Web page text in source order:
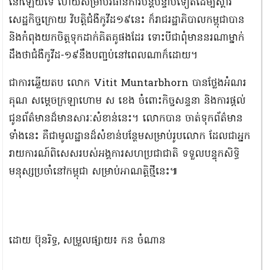
សេដ្ឋកិច្ចក្រោយ វិបត្តិជំងឺកូវីដ១៩នេះ ក៏រាជរដ្ឋាភិបាលកម្ពុជាបាន
និងកំពុងយកចិត្តទុកដាក់គិតគូផងដែរ ទោះបីជាពុំមាននរណាម្នាក់
ដឹងថាជំងឺកូវីដ-១៩នឹងបញ្ចប់នៅពេលណាក៏ដោយ។
ជាការឆ្លើយតប លោក Vitit Muntarbhorn បានថ្លែងអំណរ
គុណ សម្ដេចក្រឡាហោម ស ខេង ចំពោះកិច្ចសន្ទនា និងការផ្ដល់
ជូនព័ត៌មានដ៏មានសារៈសំខាន់នេះ។ លោកបាន ចាត់ទុកព័ត៌មាន
ទាំងនេះ គឺជាមូលដ្ឋានដ៏សំខាន់បន្ថែមសម្រាប់រូបលោក ដែលជាអ្នក
រាយការណ៍ពិសេសរបស់អង្គការសហប្រជាជាតិ ទទួលបន្ទុកសិទ្ធិ
មនុស្សប្រចាំនៅកម្ពុជា សម្រាប់អាណត្តិថ្មីនេះ៕
ដោយ ប៊ុនរិទ្ធ, សម្រួលផ្សាយ៖ កន ចំណាន